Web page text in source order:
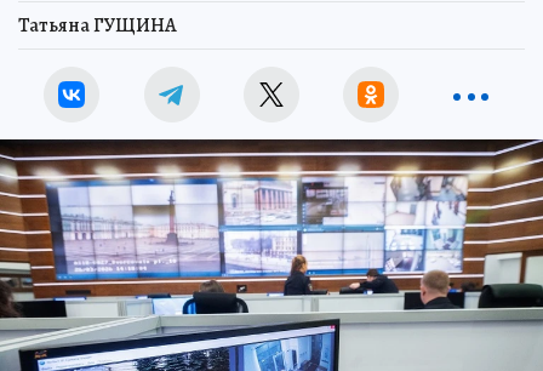
Татьяна ГУЩИНА